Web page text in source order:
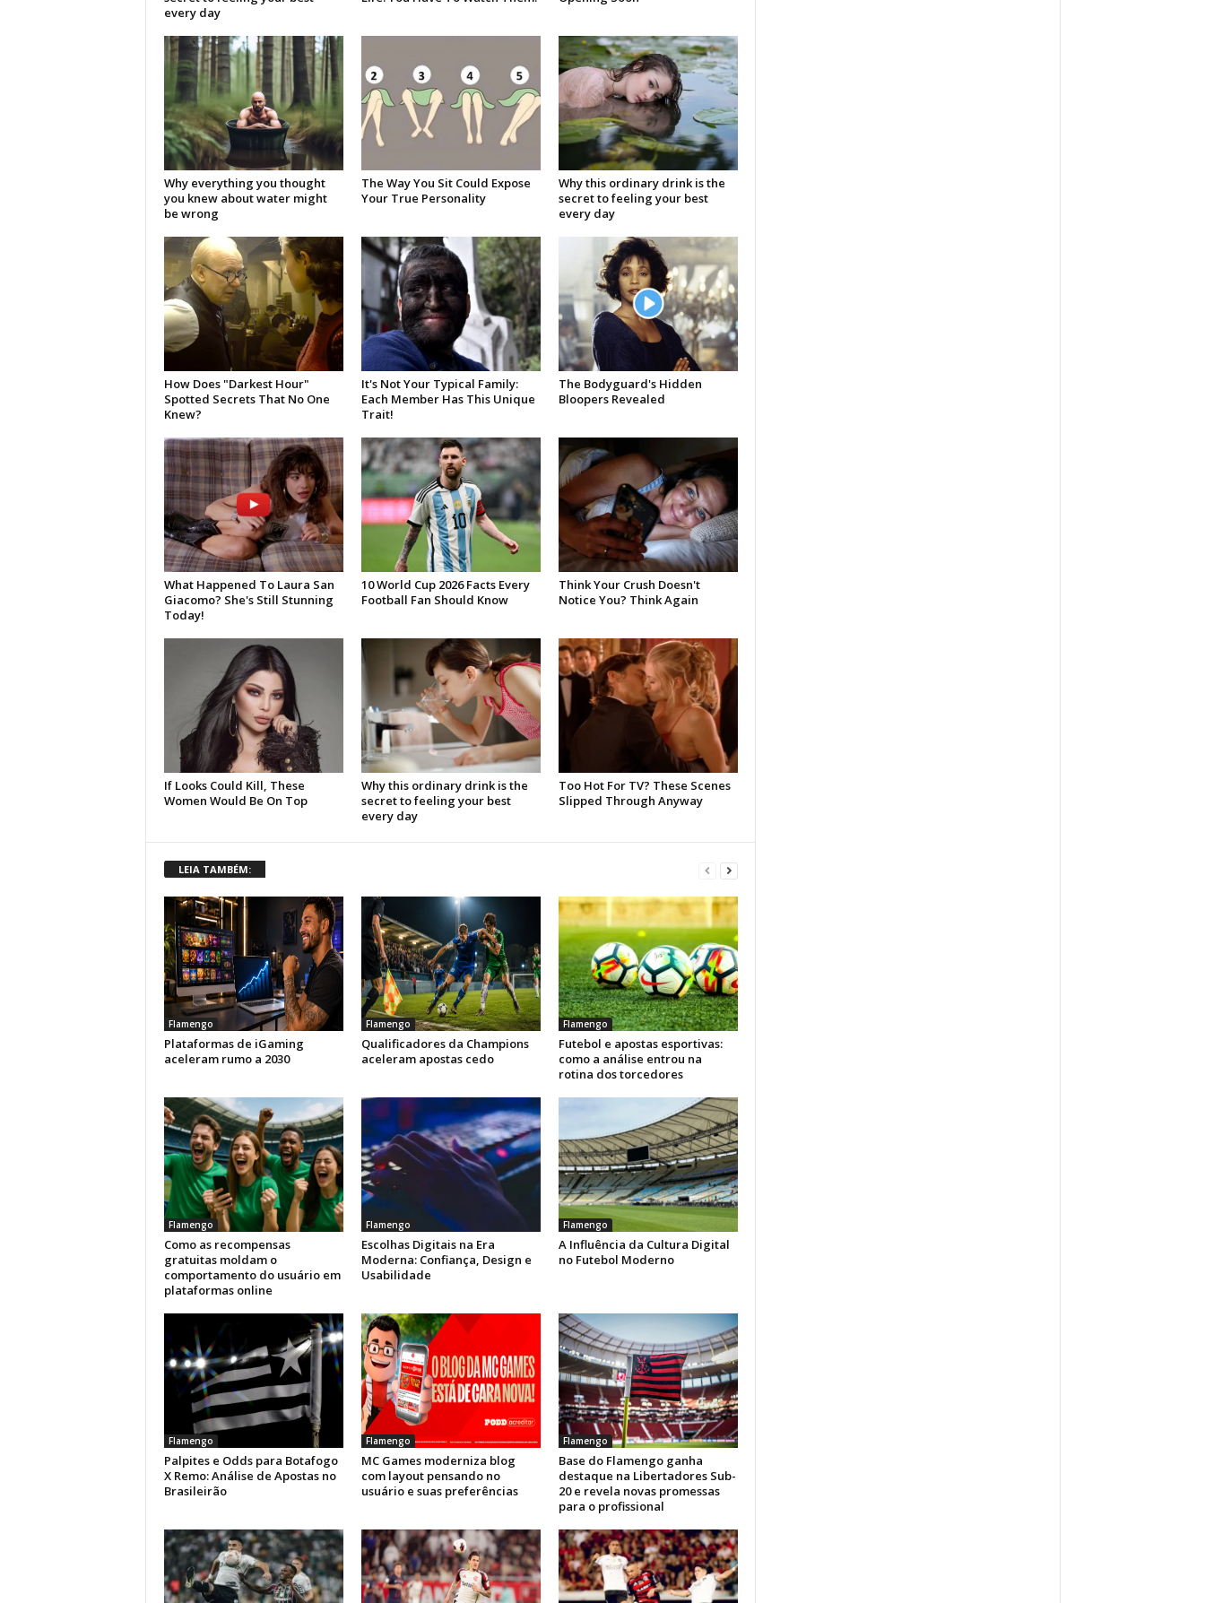
LEIA TAMBÉM:
Flamengo
Plataformas de iGaming
aceleram rumo a 2030
Flamengo
Qualificadores da Champions
aceleram apostas cedo
Flamengo
Futebol e apostas esportivas:
como a análise entrou na
rotina dos torcedores
Flamengo
Como as recompensas
gratuitas moldam o
comportamento do usuário em
plataformas online
Flamengo
Escolhas Digitais na Era
Moderna: Confiança, Design e
Usabilidade
Flamengo
A Influência da Cultura Digital
no Futebol Moderno
Flamengo
Palpites e Odds para Botafogo
X Remo: Análise de Apostas no
Brasileirão
Flamengo
MC Games moderniza blog
com layout pensando no
usuário e suas preferências
Flamengo
Base do Flamengo ganha
destaque na Libertadores Sub-
20 e revela novas promessas
para o profissional